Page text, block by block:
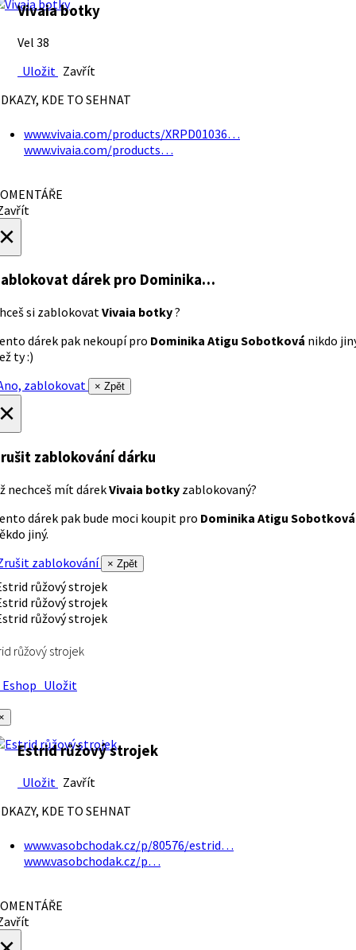
Vivaia botky
Vel 38
Uložit Zavřít
KDE TO SEHNAT
www.vivaia.com/products/XRPD01036…
www.vivaia.com/products…
dárek pro Dominika…
si zablokovatVivaia botky?
dárek pak nekoupí pro Dominika Atigu Sobotková nikdo
ty :)
zablokovat
× Zpět
zablokování dárku
nechceš mít dárekVivaia botky zablokovaný?
dárek pak bude moci koupit pro Dominika Atigu Sobotková
jiný.
zablokování
× Zpět
růžový strojek
Uložit
Estrid růžový strojek
Uložit Zavřít
KDE TO SEHNAT
www.vasobchodak.cz/p/80576/estrid…
www.vasobchodak.cz/p…